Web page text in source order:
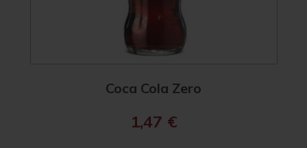
Coca Cola Zero
1,47 €